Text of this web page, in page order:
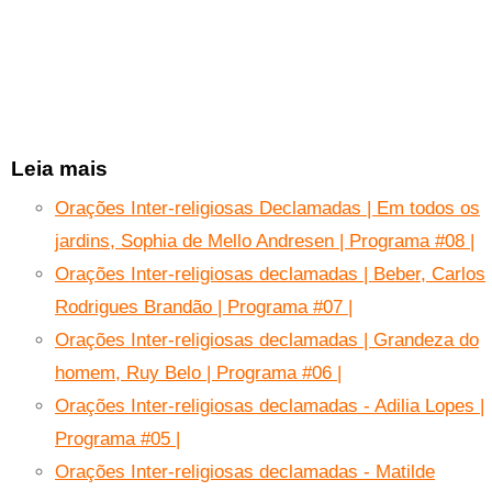
Leia mais
Orações Inter-religiosas Declamadas | Em todos os
jardins, Sophia de Mello Andresen | Programa #08 |
Orações Inter-religiosas declamadas | Beber, Carlos
Rodrigues Brandão | Programa #07 |
Orações Inter-religiosas declamadas | Grandeza do
homem, Ruy Belo | Programa #06 |
Orações Inter-religiosas declamadas - Adilia Lopes |
Programa #05 |
Orações Inter-religiosas declamadas - Matilde